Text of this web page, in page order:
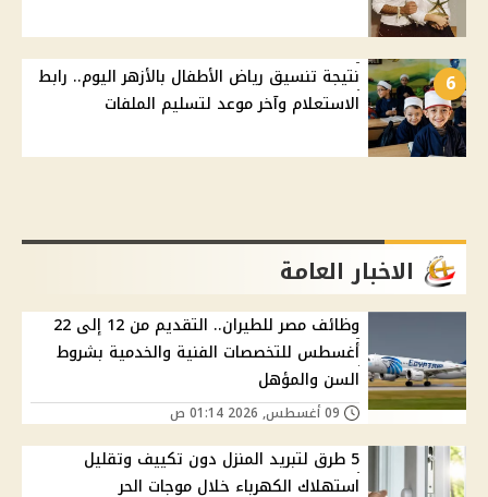
6
نتيجة تنسيق رياض الأطفال بالأزهر اليوم.. رابط
الاستعلام وآخر موعد لتسليم الملفات
الاخبار العامة
وظائف مصر للطيران.. التقديم من 12 إلى 22
أغسطس للتخصصات الفنية والخدمية بشروط
السن والمؤهل
5 طرق لتبريد المنزل دون تكييف وتقليل
استهلاك الكهرباء خلال موجات الحر